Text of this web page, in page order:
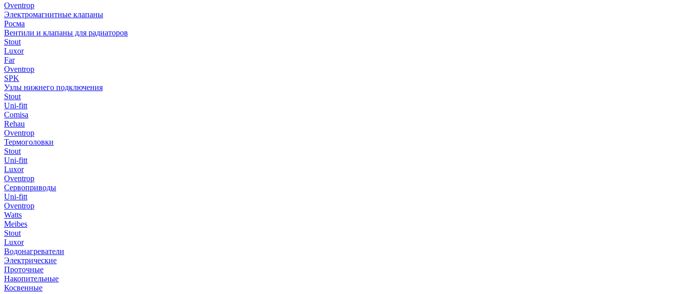
Oventrop
Электромагнитные клапаны
Росма
Вентили и клапаны для радиаторов
Stout
Luxor
Far
Oventrop
SPK
Узлы нижнего подключения
Stout
Uni-fitt
Comisa
Rehau
Oventrop
Термоголовки
Stout
Uni-fitt
Luxor
Oventrop
Сервоприводы
Uni-fitt
Oventrop
Watts
Meibes
Stout
Luxor
Водонагреватели
Электрические
Проточные
Накопительные
Косвенные